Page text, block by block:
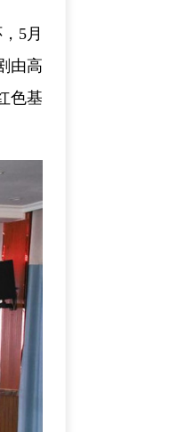
5月
由高
色基